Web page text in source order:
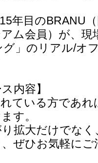
年目のBRANU
ム会員）が、
グ」のリアル/オ
内容】
ている方であ
す。
拡大だけでな
ぜひお気軽にご